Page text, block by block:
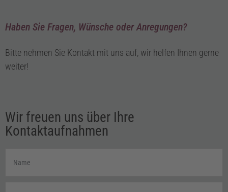
Haben Sie Fragen, Wünsche oder Anregungen?
Bitte nehmen Sie Kontakt mit uns auf, wir helfen Ihnen gerne
weiter!
Wir freuen uns über Ihre
Kontaktaufnahmen